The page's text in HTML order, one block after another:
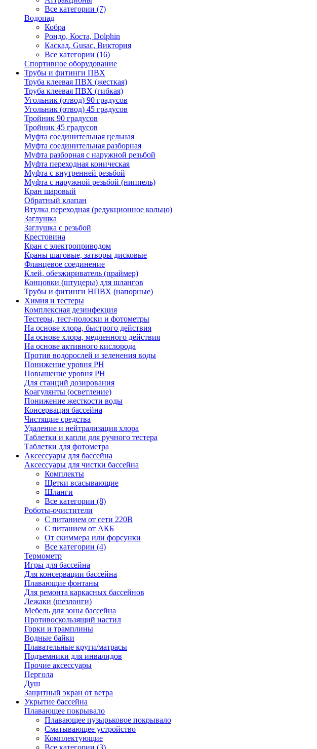
Все категории (7)
Водопад
Кобра
Рондо, Коста, Dolphin
Каскад, Gusac, Виктория
Все категории (16)
Спортивное оборудование
Трубы и фитинги ПВХ
Труба клеевая ПВХ (жесткая)
Труба клеевая ПВХ (гибкая)
Угольник (отвод) 90 градусов
Угольник (отвод) 45 градусов
Тройник 90 градусов
Тройник 45 градусов
Муфта соединительная цельная
Муфта соединительная разборная
Муфта разборная с наружной резьбой
Муфта переходная коническая
Муфта с внутренней резьбой
Муфта с наружной резьбой (ниппель)
Кран шаровый
Обратный клапан
Втулка переходная (редукционное кольцо)
Заглушка
Заглушка с резьбой
Крестовина
Кран с электроприводом
Краны шаговые, затворы дисковые
Фланцевое соединение
Клей, обезжириватель (праймер)
Концовки (штуцеры) для шлангов
Трубы и фитинги НПВХ (напорные)
Химия и тестеры
Комплексная дезинфекция
Тестеры, тест-полоски и фотометры
На основе хлора, быстрого действия
На основе хлора, медленного действия
На основе активного кислорода
Против водорослей и зеленения воды
Понижение уровня РН
Повышение уровня РН
Для станций дозирования
Коагулянты (осветление)
Понижение жесткости воды
Консервация бассейна
Чистящие средства
Удаление и нейтрализация хлора
Таблетки и капли для ручного тестера
Таблетки для фотометра
Аксессуары для бассейна
Аксессуары для чистки бассейна
Комплекты
Щетки всасывающие
Шланги
Все категории (8)
Роботы-очистители
С питанием от сети 220В
С питанием от АКБ
От скиммера или форсунки
Все категории (4)
Термометр
Игры для бассейна
Для консервации бассейна
Плавающие фонтаны
Для ремонта каркасных бассейнов
Лежаки (шезлонги)
Мебель для зоны бассейна
Противоскользящий настил
Горки и трамплины
Водные байки
Плавательные круги/матрасы
Подъемники для инвалидов
Прочие аксессуары
Пергола
Душ
Защитный экран от ветра
Укрытие бассейна
Плавающее покрывало
Плавающее пузырьковое покрывало
Сматывающее устройство
Комплектующие
Все категории (3)